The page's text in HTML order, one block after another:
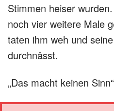
Stimmen heiser
noch vier weitere Male
taten ihm weh und
durchnässt.
„Das macht keinen